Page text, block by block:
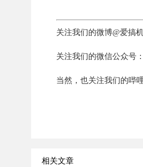
关注我们的微博@爱搞
关注我们的微信公众号
当然，也关注我们的哔
相关文章